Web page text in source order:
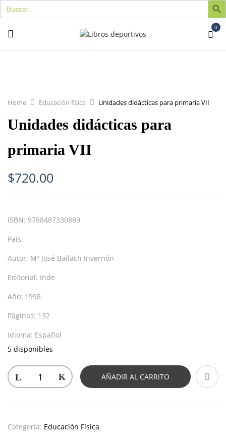
Buscar:
0
Home Educación física Unidades didácticas para primaria VII
Unidades didácticas para
primaria VII
$720.00
ISBN: 9788487330889
País:
Autor: Mª José Bailach Invernón
Editorial: Inde
Año: 1998
Páginas: 132
Idioma: Español
5 disponibles
AÑADIR AL CARRITO
Categoría: Educación Física